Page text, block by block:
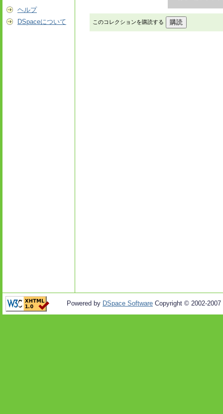
ヘルプ
DSpaceについて
このコレクションを購読する
Powered by DSpace Software Copyright © 2002-2007